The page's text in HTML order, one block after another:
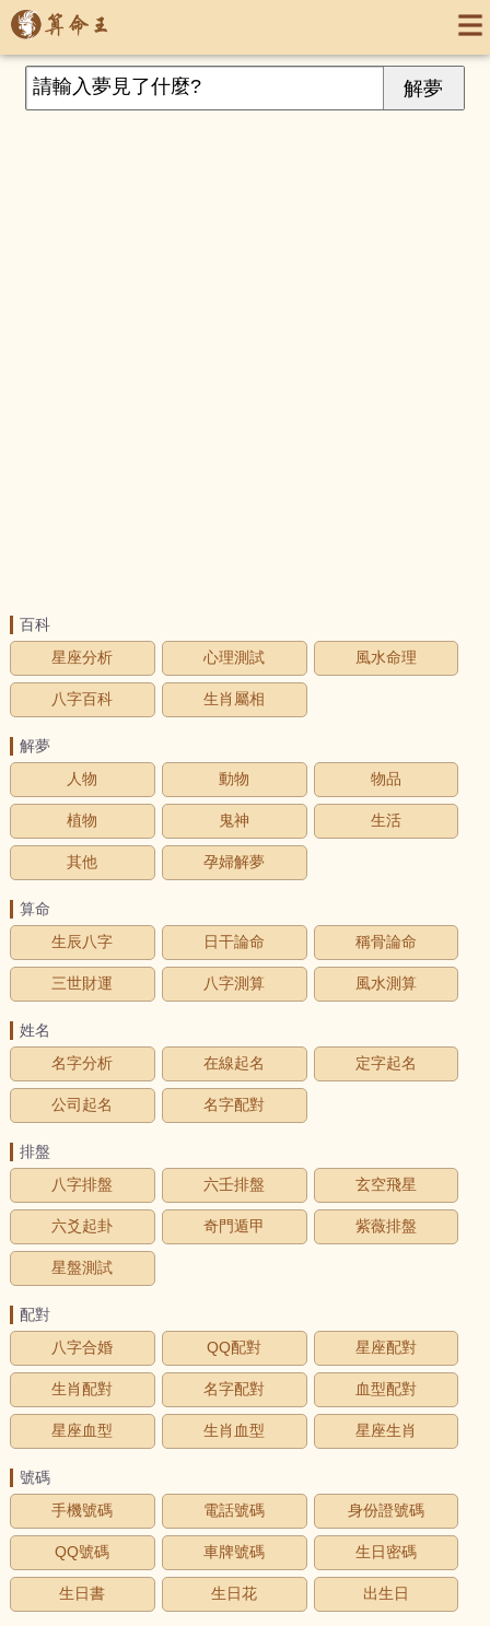
百科
星座分析
心理測試 風水命理
八字百科 生肖屬相
解夢
人物
動物 物品
植物 鬼神 生活
其他 孕婦解夢
算命
生辰八字
日干論命 稱骨論命
三世財運 八字測算 風水測算
姓名
名字分析
在線起名 定字起名
公司起名 名字配對
排盤
八字排盤
六壬排盤 玄空飛星
六爻起卦 奇門遁甲 紫薇排盤
星盤測試
配對
八字合婚
QQ配對 星座配對
生肖配對 名字配對 血型配對
星座血型 生肖血型 星座生肖
號碼
手機號碼
電話號碼 身份證號碼
QQ號碼 車牌號碼 生日密碼
生日書 生日花 出生日